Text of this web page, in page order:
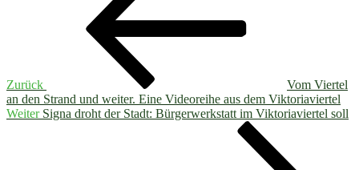
Zurück
Vom Viertel
an den Strand und weiter. Eine Videoreihe aus dem Viktoriaviertel
Nächster
Weiter Signa droht der Stadt: Bürgerwerkstatt im Viktoriaviertel soll